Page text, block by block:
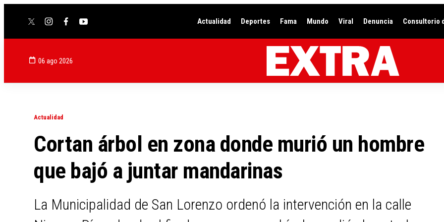
twitterinstagram
facebookyoutube Actualidad Deportes Fama Mundo Viral Denuncia Consultorio
06 ago 2026
Actualidad
Cortan árbol en zona donde murió un hombre
que bajó a juntar mandarinas
La Municipalidad de San Lorenzo ordenó la intervención en la calle